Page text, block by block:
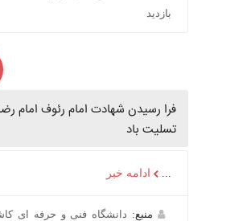
۱۸
مرداد
فرا رسیدن شهادت امام رئوف امام رضا (ع)
تسلیت باد
ادامه خبر
منبع:دانشگاه فنی و حرفه ای کاشان